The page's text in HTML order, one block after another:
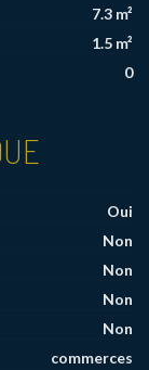
7.3 m²
1.5 m²
0
Oui
Non
Non
Non
Non
commerces